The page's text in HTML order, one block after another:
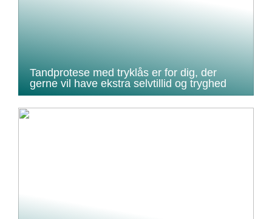
Tandprotese med tryklås er for dig, der
gerne vil have ekstra selvtillid og tryghed